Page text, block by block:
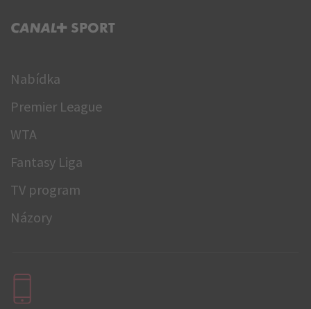
C+ SPORT
Nabídka
Premier League
WTA
Fantasy Liga
TV program
Názory